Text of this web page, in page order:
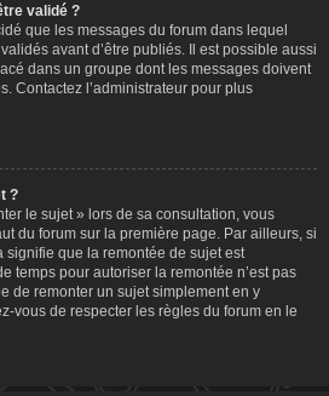
validé ?
que les messages du forum dans lequel
avant d’être publiés. Il est possible aussi
dans un groupe dont les messages doivent
Contactez l’administrateur pour plus
?
le sujet » lors de sa consultation, vous
du forum sur la première page. Par ailleurs, si
signifie que la remontée de sujet est
temps pour autoriser la remontée n’est pas
de remonter un sujet simplement en y
vous de respecter les règles du forum en le